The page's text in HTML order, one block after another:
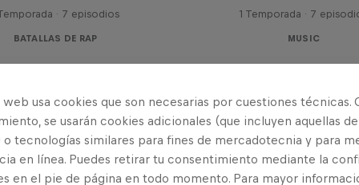
· 7 episodios
BATALLAS DE RAP
1 Temporada · 7
MUSIC
web usa cookies que son necesarias por cuestiones técnicas.
se usarán cookies adicionales (que incluyen aquellas de
tecnologías similares para fines de mercadotecnia y para
en línea. Puedes retirar tu consentimiento mediante la
en el pie de página en todo momento. Para mayor